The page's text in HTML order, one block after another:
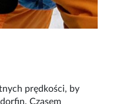
prędkości, by
Czasem